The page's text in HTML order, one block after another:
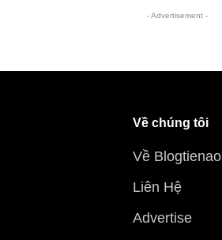
- Advertisement -
Về chúng tôi
Về Blogtienao
Liên Hệ
Advertise